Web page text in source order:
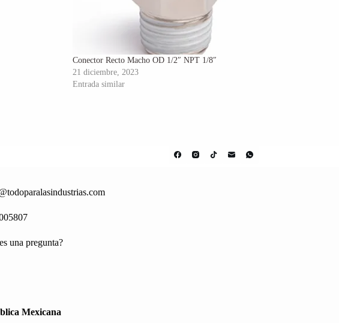
Conector Recto Macho OD 1/2″ NPT 1/8″
21 diciembre, 2023
Entrada similar
una pregunta?
Mexicana